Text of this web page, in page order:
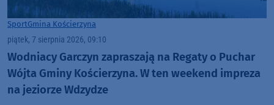
SportGmina Kościerzyna
piątek, 7 sierpnia 2026, 09:10
Wodniacy Garczyn zapraszają na Regaty o Puchar
Wójta Gminy Kościerzyna. W ten weekend impreza
na jeziorze Wdzydze